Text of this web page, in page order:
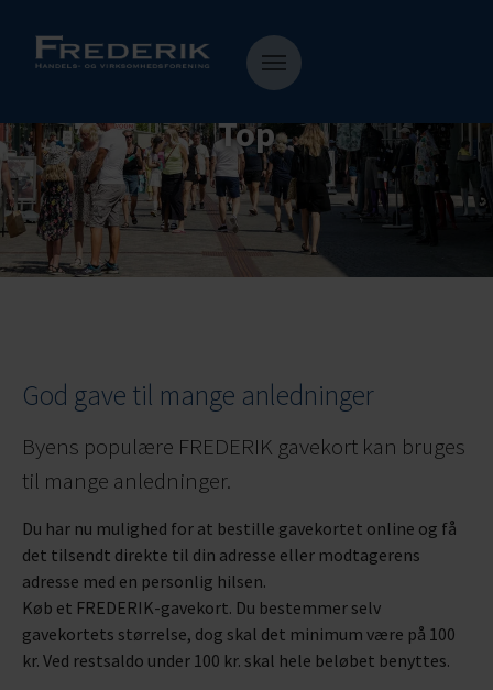
Top
God gave til mange anledninger
Byens populære FREDERIK gavekort kan bruges
til mange anledninger.
Du har nu mulighed for at bestille gavekortet online og få
det tilsendt direkte til din adresse eller modtagerens
adresse med en personlig hilsen.
Køb et FREDERIK-gavekort. Du bestemmer selv
gavekortets størrelse, dog skal det minimum være på 100
kr. Ved restsaldo under 100 kr. skal hele beløbet benyttes.